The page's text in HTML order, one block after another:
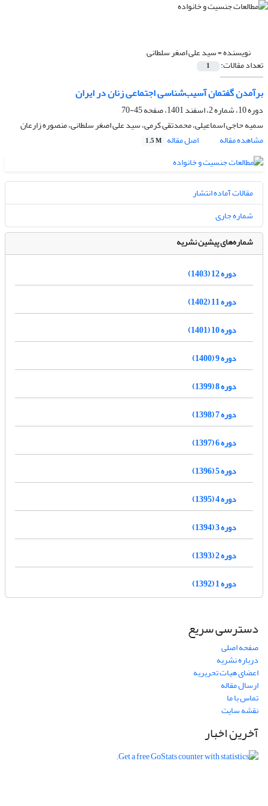
نویسنده =سید علی اصغر سلطانی
تعداد مقالات: 1
برآمدن گفتمان آسیب‌شناسی اجتماعی زنان در ایران
دوره 10، شماره 2، اسفند 1401، صفحه
45-70
سمیه حاجی اسماعیلی، محمدتقی کرمی، سید علی اصغر سلطانی، منصوره زارعان
مشاهده مقاله
اصل مقاله 1.5 M
مقالات آماده انتشار
شماره جاری
شماره‌های پیشین نشریه
دوره 12 (1403)
دوره 11 (1402)
دوره 10 (1401)
دوره 9 (1400)
دوره 8 (1399)
دوره 7 (1398)
دوره 6 (1397)
دوره 5 (1396)
دوره 4 (1395)
دوره 3 (1394)
دوره 2 (1393)
دوره 1 (1392)
دسترسی سریع
صفحه اصلی
درباره نشریه
اعضای هیات تحریریه
ارسال مقاله
تماس با ما
نقشه سایت
آخرین اخبار